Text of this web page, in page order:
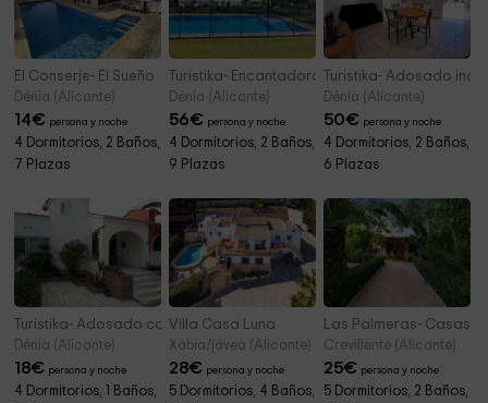
El Conserje- El Sueño
Dénia (Alicante)
14€ persona y noche
4 Dormitorios, 2 Baños,
7 Plazas
Turistika- Encantadora casa familiar con
Dénia (Alicante)
56€ persona y noche
4 Dormitorios, 2 Baños,
9 Plazas
Turistika- Adosado
Dénia (Alicante)
50€ persona y noche
4 Dormitorios, 2 Baños,
6 Plazas
Turistika- Adosado con barbacoa cerca del mar
Dénia (Alicante)
18€ persona y noche
4 Dormitorios, 1 Baños,
Villa Casa Luna
Xàbia/jávea (Alicante)
28€ persona y noche
5 Dormitorios, 4 Baños,
Las Palmeras- Casas
Crevillente (Alicante)
25€ persona y noche
5 Dormitorios, 2 Baños,